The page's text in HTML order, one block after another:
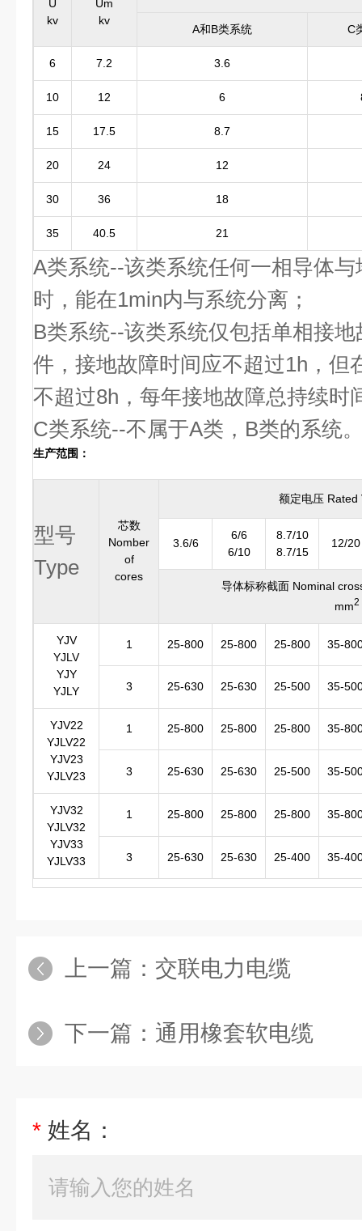
U
kv
Um
kv
A和B类系统 C
6 7.2 3.6
10 12 6
15 17.5 8.7
20 24 12
30 36 18
35 40.5 21
A类系统--该类系统任何一相导体
时，能在1min内与系统分离；
B类系统--该类系统仅包括单相接
件，接地故障时间应不超过1h，但
不超过8h，每年接地故障总持续时
C类系统--不属于A类，B类的系统
生产范围：
型号
Type
芯数
Nomber
of
cores
额定电压 Rated
3.6/6
6/6
6/10
8.7/10
8.7/15
12/20
导体标称截面 Nominal
mm2
YJV
YJLV
YJY
YJLY
1 25-800 25-800 25-800 35-
3 25-630 25-630 25-500 35-
YJV22
YJLV22
YJV23
YJLV23
1 25-800 25-800 25-800 35-
3 25-630 25-630 25-500 35-
YJV32
YJLV32
YJV33
YJLV33
1 25-800 25-800 25-800 35-
3 25-630 25-630 25-400 35-
上一篇： 交联电力电缆
下一篇： 通用橡套软电缆
* 姓名：